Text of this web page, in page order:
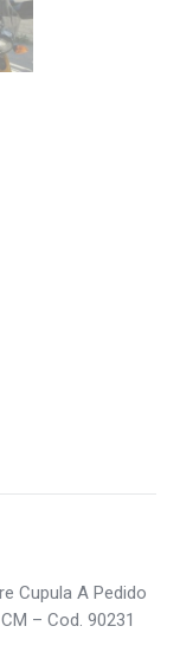
Cupula A Pedido
– Cod. 90231